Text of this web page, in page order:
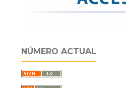
NÚMERO ACTUAL